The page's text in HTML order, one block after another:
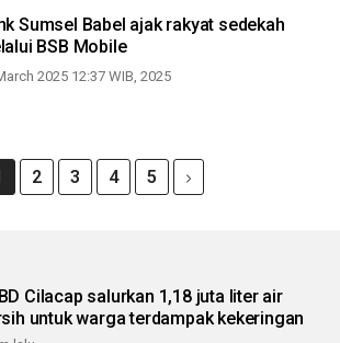
Sumsel Babel ajak rakyat sedekah
BSB Mobile
2025 12:37 WIB, 2025
2 3 4 5
Cilacap salurkan 1,18 juta liter air
untuk warga terdampak kekeringan